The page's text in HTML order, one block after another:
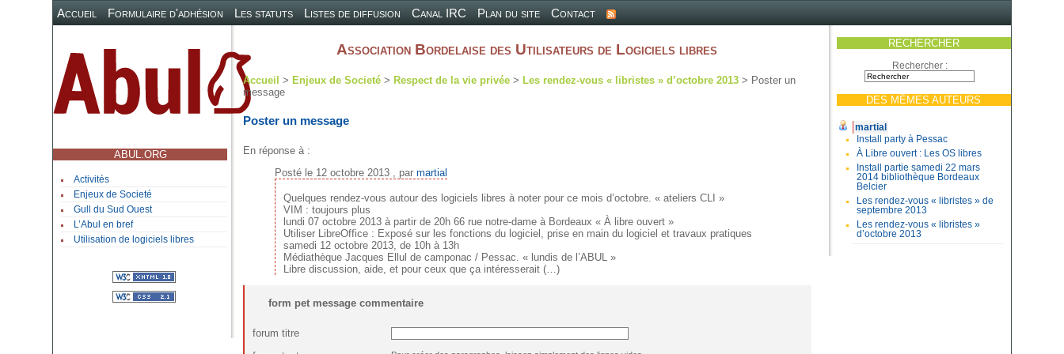
Accueil Formulaire d'adhésion Les statuts Listes de diffusion Canal IRC Plan du site Contact
ABUL.ORG
Activités
Enjeux de Societé
Gull du Sud Ouest
L’Abul en bref
Utilisation de logiciels libres
RECHERCHER
Rechercher :
DES MÊMES AUTEURS
martial
Install party à Pessac
À Libre ouvert : Les OS libres
Install partie samedi 22 mars
2014 bibliothèque Bordeaux
Belcier
Les rendez-vous « libristes » de
septembre 2013
Les rendez-vous « libristes »
d’octobre 2013
Association Bordelaise des Utilisateurs de Logiciels libres
Accueil > Enjeux de Societé > Respect de la vie privée > Les rendez-vous « libristes » d’octobre 2013 > Poster un
message
Poster un message
En réponse à :
Posté le 12 octobre 2013 , parmartial
Quelques rendez-vous autour des logiciels libres à noter pour ce mois d’octobre. « ateliers CLI »
VIM : toujours plus
lundi 07 octobre 2013 à partir de 20h 66 rue notre-dame à Bordeaux « À libre ouvert »
Utiliser LibreOffice : Exposé sur les fonctions du logiciel, prise en main du logiciel et travaux pratiques
samedi 12 octobre 2013, de 10h à 13h
Médiathèque Jacques Ellul de camponac / Pessac. « lundis de l’ABUL »
Libre discussion, aide, et pour ceux que ça intéresserait (…)
form pet message commentaire
forum titre